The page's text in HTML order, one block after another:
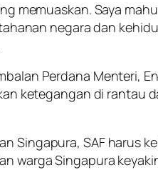
memuaskan. Saya
negara dan
Perdana Menteri,
ketegangan di rantau
Singapura, SAF harus
warga Singapura